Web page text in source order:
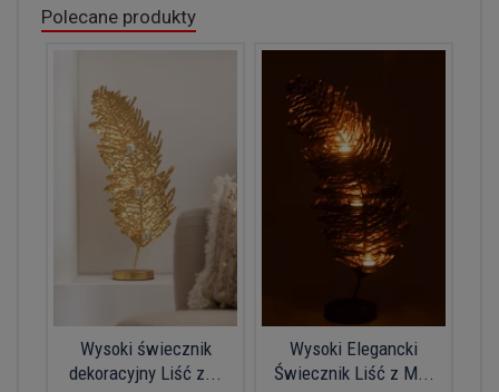
Polecane produkty
Wysoki świecznik
dekoracyjny Liść z...
Wysoki Elegancki
Świecznik Liść z M...